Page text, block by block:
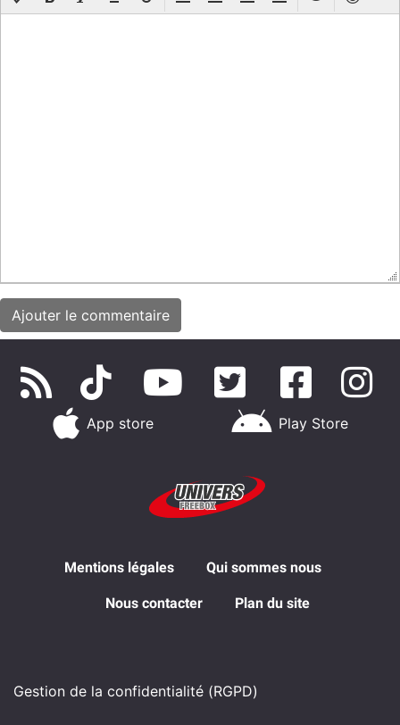
App store Play Store
Mentions légales Qui sommes nous
Nous contacter Plan du site
Gestion de la confidentialité (RGPD)